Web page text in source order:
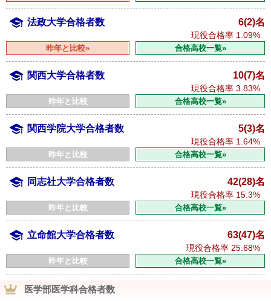
法政大学合格者数 6(2)名
現役合格率 1.09%
昨年と比較» 合格高校一覧»
関西大学合格者数 10(7)名
現役合格率 3.83%
昨年と比較 合格高校一覧»
関西学院大学合格者数 5(3)名
現役合格率 1.64%
昨年と比較 合格高校一覧»
同志社大学合格者数 42(28)名
現役合格率 15.3%
昨年と比較 合格高校一覧»
立命館大学合格者数 63(47)名
現役合格率 25.68%
昨年と比較 合格高校一覧»
医学部医学科合格者数